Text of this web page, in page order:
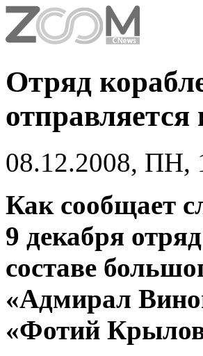
Отряд
08.12.2008, ПН,
Как сообщает
9 декабря
составе
«Адмирал
«Фотий